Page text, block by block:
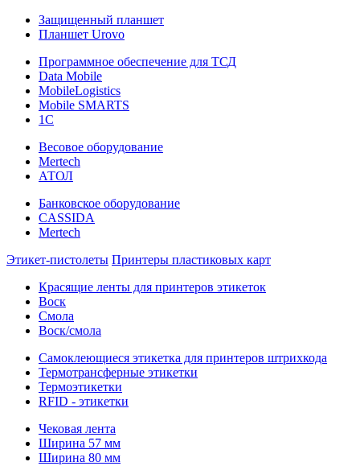
Защищенный планшет
Планшет Urovo
Программное обеспечение для ТСД
Data Mobile
MobileLogistics
Mobile SMARTS
1С
Весовое оборудование
Mertech
АТОЛ
Банковское оборудование
CASSIDA
Mertech
Этикет-пистолеты Принтеры пластиковых карт
Красящие ленты для принтеров этикеток
Воск
Смола
Воск/смола
Самоклеющиеся этикетка для принтеров штрихкода
Термотрансферные этикетки
Термоэтикетки
RFID - этикетки
Чековая лента
Ширина 57 мм
Ширина 80 мм